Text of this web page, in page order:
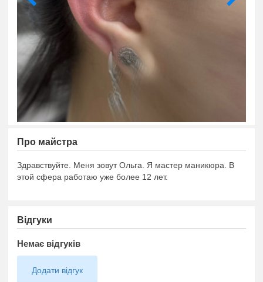
Про майстра
Здравствуйте. Меня зовут Ольга. Я мастер маникюра. В
этой сфера работаю уже более 12 лет.
Відгуки
Немає відгуків
Додати відгук